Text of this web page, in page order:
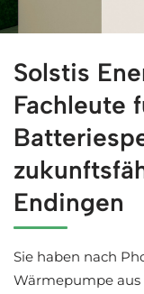
Solstis
Fachleute
Endingen
Sie haben nach
Wärmepumpe aus